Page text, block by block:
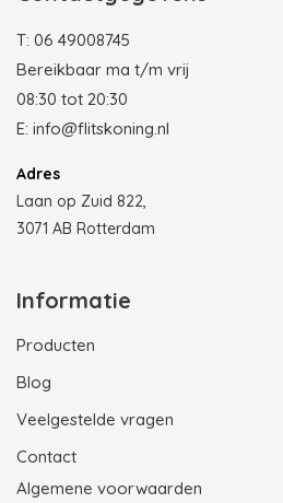
T: 06 49008745
Bereikbaar ma t/m vrij
08:30 tot 20:30
E: info@flitskoning.nl
Adres
Laan op Zuid 822,
3071 AB Rotterdam
Informatie
Producten
Blog
Veelgestelde vragen
Contact
Algemene voorwaarden